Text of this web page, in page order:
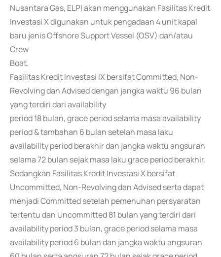
Nusantara Gas, ELPI akan menggunakan Fasilitas Kredit
Investasi X digunakan untuk pengadaan 4 unit kapal
baru jenis Offshore Support Vessel (OSV) dan/atau
Crew
Boat.
Fasilitas Kredit Investasi IX bersifat Committed, Non-
Revolving dan Advised dengan jangka waktu 96 bulan
yang terdiri dari availability
period 18 bulan, grace period selama masa availability
period & tambahan 6 bulan setelah masa laku
availability period berakhir dan jangka waktu angsuran
selama 72 bulan sejak masa laku grace period berakhir.
Sedangkan Fasilitas Kredit Investasi X bersifat
Uncommitted, Non-Revolving dan Advised serta dapat
menjadi Committed setelah pemenuhan persyaratan
tertentu dan Uncommitted 81 bulan yang terdiri dari
availability period 3 bulan, grace period selama masa
availability period 6 bulan dan jangka waktu angsuran